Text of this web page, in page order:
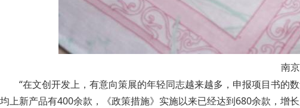
南
“在文创开发上，有意向策展的年轻同志越来越多，申报项目书的
均上新产品有400余款，《政策措施》实施以来已经达到680余款，增